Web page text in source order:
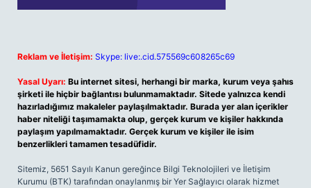
Reklam ve İletişim: Skype: live:.cid.575569c608265c69
Yasal Uyarı: Bu internet sitesi, herhangi bir marka, kurum veya şahıs
şirketi ile hiçbir bağlantısı bulunmamaktadır. Sitede yalnızca kendi
hazırladığımız makaleler paylaşılmaktadır. Burada yer alan içerikler
haber niteliği taşımamakta olup, gerçek kurum ve kişiler hakkında
paylaşım yapılmamaktadır. Gerçek kurum ve kişiler ile isim
benzerlikleri tamamen tesadüfidir.
Sitemiz, 5651 Sayılı Kanun gereğince Bilgi Teknolojileri ve İletişim
Kurumu (BTK) tarafından onaylanmış bir Yer Sağlayıcı olarak hizmet